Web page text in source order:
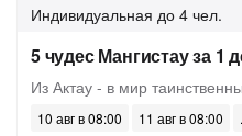
Индивидуальная до 4 чел.
5 чудес Мангистау за 1
Из Актау - в мир
10 авг в 08:00
11 авг в 08:00